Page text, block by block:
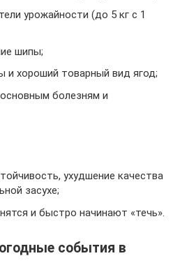
урожайности (до 5 кг с 1
шипы;
и хороший товарный вид ягод;
болезням и
ухудшение качества
засухе;
и быстро начинают «течь».
события в